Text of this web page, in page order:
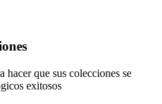
hacer que sus colecciones se
exitosos